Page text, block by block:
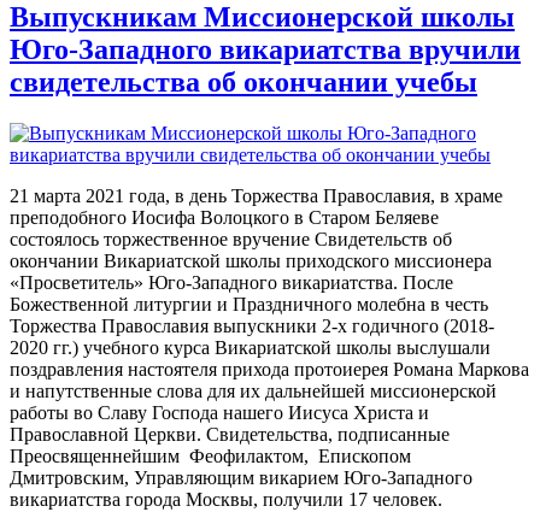
Выпускникам Миссионерской школы
Юго-Западного викариатства вручили
свидетельства об окончании учебы
21 марта 2021 года, в день Торжества Православия, в храме
преподобного Иосифа Волоцкого в Старом Беляеве
состоялось торжественное вручение Свидетельств об
окончании Викариатской школы приходского миссионера
«Просветитель» Юго-Западного викариатства. После
Божественной литургии и Праздничного молебна в честь
Торжества Православия выпускники 2-х годичного (2018-
2020 гг.) учебного курса Викариатской школы выслушали
поздравления настоятеля прихода протоиерея Романа Маркова
и напутственные слова для их дальнейшей миссионерской
работы во Славу Господа нашего Иисуса Христа и
Православной Церкви. Свидетельства, подписанные
Преосвященнейшим Феофилактом, Епископом
Дмитровским, Управляющим викарием Юго-Западного
викариатства города Москвы, получили 17 человек.